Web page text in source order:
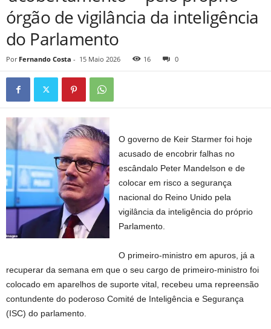
órgão de vigilância da inteligência
do Parlamento
Por Fernando Costa - 15 Maio 2026 16 0
O governo de Keir Starmer foi hoje
acusado de encobrir falhas no
escândalo Peter Mandelson e de
colocar em risco a segurança
nacional do Reino Unido pela
vigilância da inteligência do próprio
Parlamento.
O primeiro-ministro em apuros, já a
recuperar da semana em que o seu cargo de primeiro-ministro foi
colocado em aparelhos de suporte vital, recebeu uma repreensão
contundente do poderoso Comité de Inteligência e Segurança
(ISC) do parlamento.